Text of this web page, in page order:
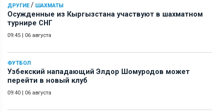
ДРУГИЕ/ ШАХМАТЫ
Осужденные из Кыргызстана участвуют в шахматном
турнире СНГ
09:45 | 06 августа
ФУТБОЛ
Узбекский нападающий Элдор Шомуродов может
перейти в новый клуб
09:40 | 06 августа